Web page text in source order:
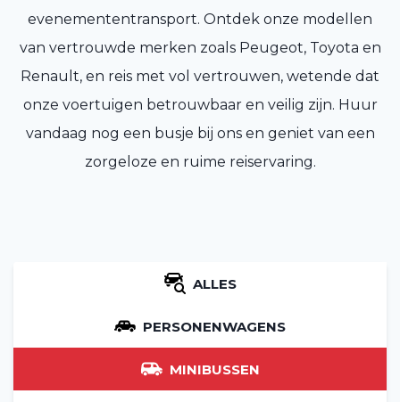
evenemententransport. Ontdek onze modellen
van vertrouwde merken zoals Peugeot, Toyota en
Renault, en reis met vol vertrouwen, wetende dat
onze voertuigen betrouwbaar en veilig zijn. Huur
vandaag nog een busje bij ons en geniet van een
zorgeloze en ruime reiservaring.
ALLES
PERSONENWAGENS
MINIBUSSEN